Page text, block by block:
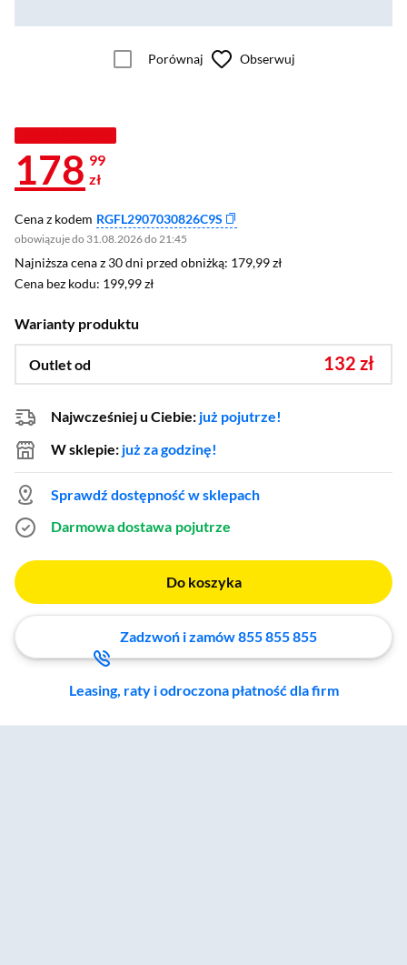
Porównaj Obserwuj
178 99
zł
Cena z kodem RGFL2907030826C9S
obowiązuje do 31.08.2026 do 21:45
Najniższa cena z 30 dni przed obniżką: 179,99 zł
Najniższa cena z 30 dni przed obniżką: 179,99 zł
Cena bez kodu: 199,99 zł
Cena bez kodu: 199,99 zł
Warianty produktu
Outlet od 132 zł
Najwcześniej u Ciebie: już pojutrze!
W sklepie: już za godzinę!
Sprawdź dostępność w sklepach
Darmowa dostawa pojutrze
Do koszyka
Zadzwoń i zamów 855 855 855
Leasing, raty i odroczona płatność dla firm